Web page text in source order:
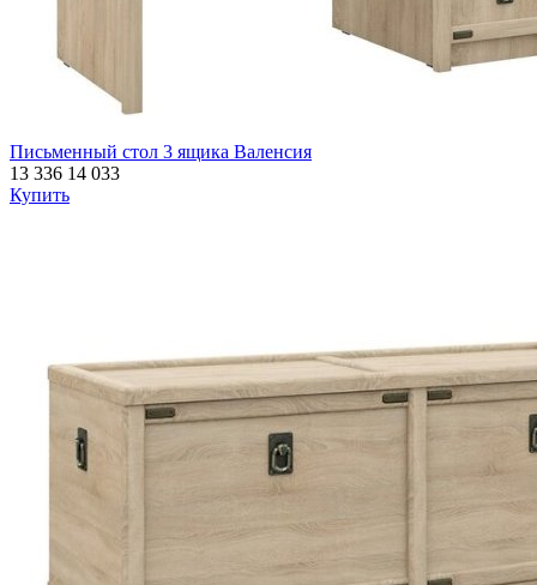
Письменный стол 3 ящика Валенсия
13 336 14 033
Купить